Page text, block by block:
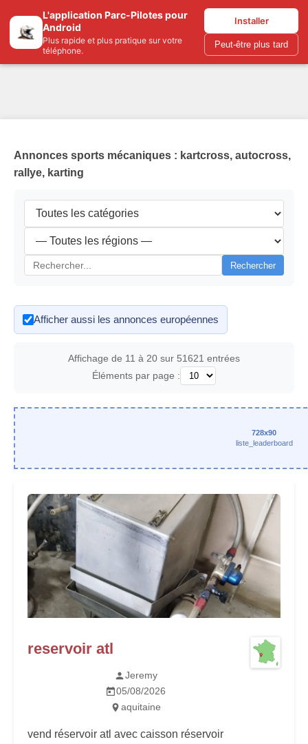
L'application Parc-Pilotes pour
Android
Plus rapide et plus pratique sur votre
téléphone.
Installer
Peut-être plus tard
Parc-pilotes.com
Annonces sports mécaniques : kartcross, autocross,
rallye, karting
Rechercher
Afficher aussi les annonces européennes
Affichage de 11 à 20 sur 51621 entrées
Éléments par page :
728x90
liste_leaderboard
reservoir atl
Jeremy
05/08/2026
aquitaine
vend réservoir atl avec caisson réservoir